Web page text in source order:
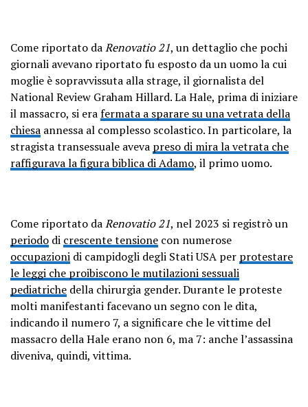
Come riportato daRenovatio 21, un dettaglio che pochi
giornali avevano riportato fu esposto da un uomo la cui
moglie è sopravvissuta alla strage, il giornalista del
National Review Graham Hillard. La Hale, prima di iniziare
il massacro, si erafermata a sparare su una vetrata della
chiesa annessa al complesso scolastico. In particolare, la
stragista transessuale aveva preso di mira la vetrata che
raffigurava la figura biblica di Adamo, il primo uomo.
Come riportato daRenovatio 21, nel 2023 si registrò un
periodo di crescente tensione con numerose
occupazioni di campidogli degli Stati USA per protestare
le leggi che proibiscono le mutilazioni sessuali
pediatriche della chirurgia gender. Durante le proteste
molti manifestanti facevano un segno con le dita,
indicando il numero 7, a significare che le vittime del
massacro della Hale erano non 6, ma 7: anche l’assassina
diveniva, quindi, vittima.